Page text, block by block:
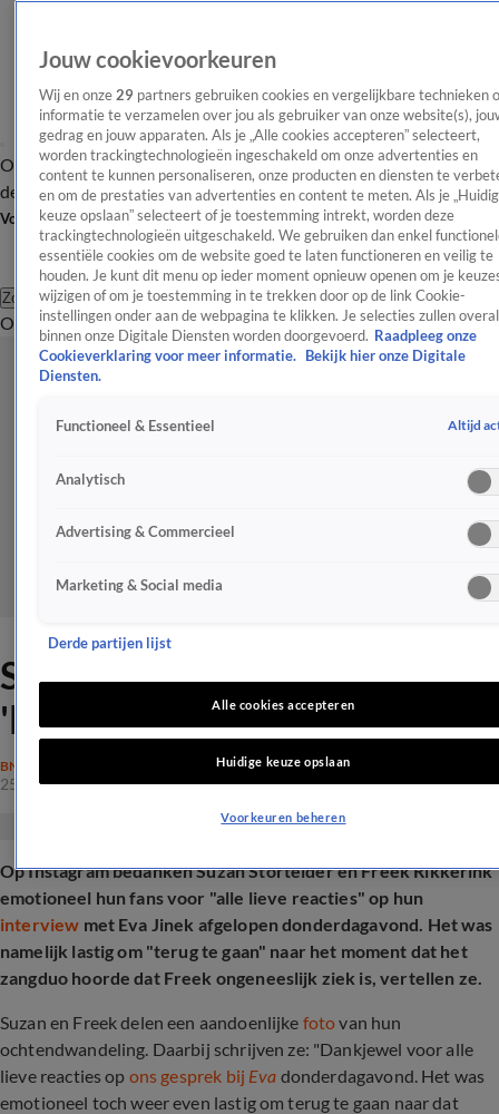
OverzichtAfleveringen Entertainment TV Algemeen
Tip
de redactieNieuwsbrief
Volg Shownieuws
Zoeken
OverzichtEntertainmentSpraakmakendRealityCrimeVideo's
Suzan & Freek ontroerd door
'lieve berichtjes' na interview
BN'ERS
25 okt 2025, 16:03
Op Instagram bedanken Suzan Stortelder en Freek Rikkerink
emotioneel hun fans voor "alle lieve reacties" op hun
interview met Eva Jinek afgelopen donderdagavond. Het was
namelijk lastig om "terug te gaan" naar het moment dat het
zangduo hoorde dat Freek ongeneeslijk ziek is, vertellen ze.
Suzan en Freek delen een aandoenlijke fotovan hun
ochtendwandeling. Daarbij schrijven ze: "Dankjewel voor alle
lieve reacties op ons gesprek bij Eva donderdagavond. Het was
emotioneel toch weer even lastig om terug te gaan naar dat
Jouw cookievoorkeuren
Wij en onze 29 partners gebruiken cookies en vergelijkbare technieken
informatie te verzamelen over jou als gebruiker van onze website(s),
gedrag en jouw apparaten. Als je „Alle cookies accepteren” selecteert,
worden trackingtechnologieën ingeschakeld om onze advertenties en
content te kunnen personaliseren, onze producten en diensten te
en om de prestaties van advertenties en content te meten. Als je
keuze opslaan” selecteert of je toestemming intrekt, worden deze
trackingtechnologieën uitgeschakeld. We gebruiken dan enkel
essentiële cookies om de website goed te laten functioneren en veilig te
houden. Je kunt dit menu op ieder moment opnieuw openen om je
wijzigen of om je toestemming in te trekken door op de link Cookie-
instellingen onder aan de webpagina te klikken. Je selecties zullen overal
binnen onze Digitale Diensten worden doorgevoerd. Raadpleeg onze
Cookieverklaring voor meer informatie.
Bekijk hier onze Digitale
Diensten.
Functioneel & Essentieel Altijd
Analytisch
Advertising & Commercieel
Marketing & Social media
Derde partijen lijst
Alle cookies accepteren
Huidige keuze opslaan
Voorkeuren beheren